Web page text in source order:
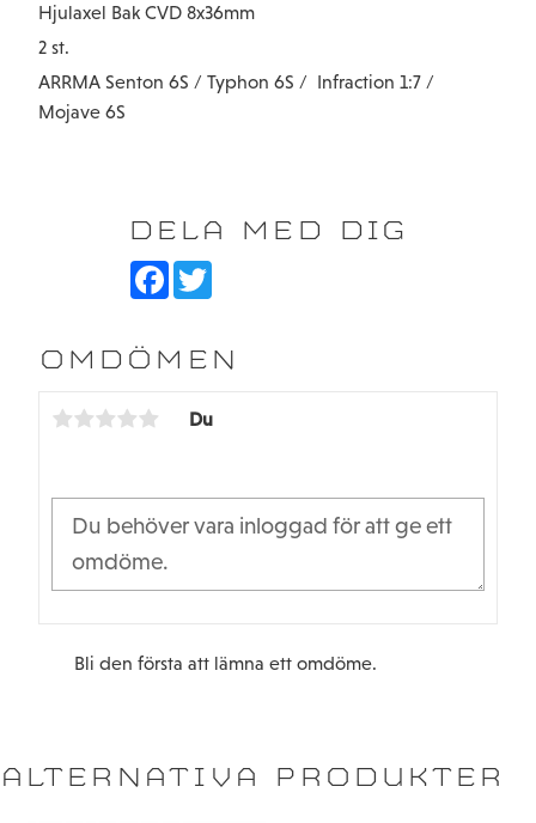
Hjulaxel Bak CVD 8x36mm
2 st.
ARRMA Senton 6S / Typhon 6S / Infraction 1:7 /
Mojave 6S
DELA MED DIG
F
b
o
T
t
e
OMDÖMEN
Du
Bli den första att lämna ett omdöme.
ALTERNATIVA PRODUKTER